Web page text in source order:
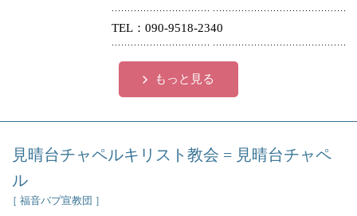
TEL 090-9518-2340
もっと見る
見晴台チャペルキリスト教会 = 見晴台チャペ
ル
［ 福音バプ宣教団 ］